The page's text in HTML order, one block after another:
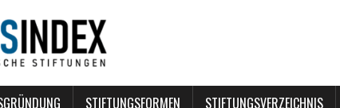
STIFTUNGSFORMEN STIFTUNGSVERZEICHNIS